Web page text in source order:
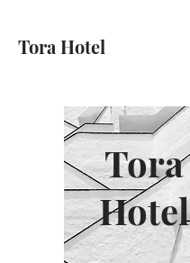
Tora Hotel
Tora
Hotel